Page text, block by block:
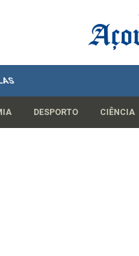
DESPORTO CIÊNCIA